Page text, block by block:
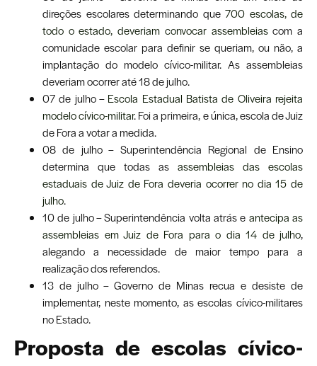
direções escolares determinando que 700 escolas, de
todo o estado, deveriam convocar assembleiascom a
comunidade escolar para definir se queriam, ou não, a
implantação do modelo cívico-militar. As assembleias
deveriam ocorrer até 18 de julho.
07 de julho – Escola Estadual Batista de Oliveira rejeita
modelo cívico-militar. Foi a primeira, e única, escola de Juiz
de Fora a votar a medida.
08 de julho – Superintendência Regional de Ensino
determina que todas as assembleias das escolas
estaduais de Juiz de Fora deveria ocorrer no dia 15 de
julho.
10 de julho – Superintendência volta atrás e antecipa as
assembleias em Juiz de Fora para o dia 14 de julho,
alegando a necessidade de maior tempo para a
realização dos referendos.
13 de julho – Governo de Minas recua e desiste de
implementar, neste momento, as escolas cívico-militares
no Estado.
Proposta de escolas cívico-